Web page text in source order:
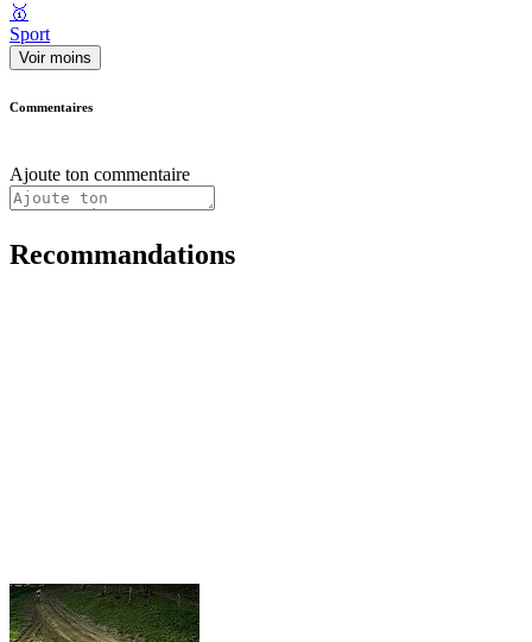
🥇
Sport
Voir moins
Commentaires
Ajoute ton commentaire
Recommandations